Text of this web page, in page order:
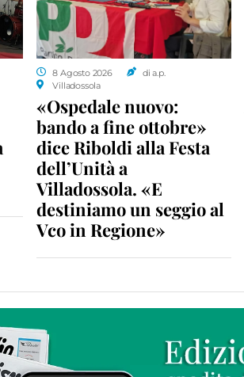
8 Agosto 2026
di a.p.
Villadossola
«Ospedale nuovo:
bando a fine ottobre»
dice Riboldi alla Festa
dell’Unità a
Villadossola. «E
destiniamo un seggio al
Vco in Regione»